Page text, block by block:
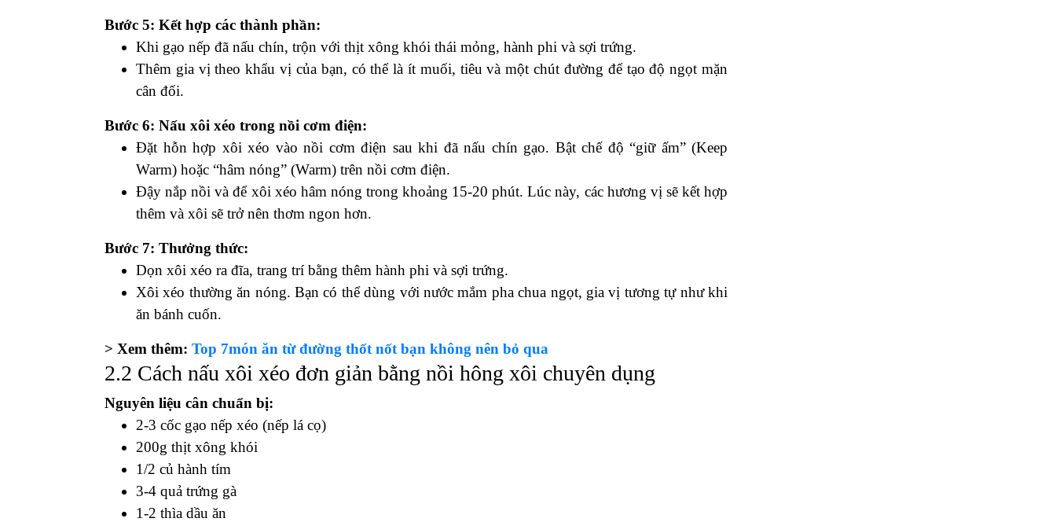
Bước 5: Kết hợp các thành phần:
Khi gạo nếp đã nấu chín, trộn với thịt xông khói thái mỏng, hành phi và sợi trứng.
Thêm gia vị theo khẩu vị của bạn, có thể là ít muối, tiêu và một chút đường để tạo độ ngọt mặn
cân đối.
Bước 6: Nấu xôi xéo trong nồi cơm điện:
Đặt hỗn hợp xôi xéo vào nồi cơm điện sau khi đã nấu chín gạo. Bật chế độ “giữ ấm” (Keep
Warm) hoặc “hâm nóng” (Warm) trên nồi cơm điện.
Đậy nắp nồi và để xôi xéo hâm nóng trong khoảng 15-20 phút. Lúc này, các hương vị sẽ kết hợp
thêm và xôi sẽ trở nên thơm ngon hơn.
Bước 7: Thưởng thức:
Dọn xôi xéo ra đĩa, trang trí bằng thêm hành phi và sợi trứng.
Xôi xéo thường ăn nóng. Bạn có thể dùng với nước mắm pha chua ngọt, gia vị tương tự như khi
ăn bánh cuốn.
> Xem thêm: Top 7món ăn từ đường thốt nốt bạn không nên bỏ qua
2.2 Cách nấu xôi xéo đơn giản bằng nồi hông xôi chuyên dụng
Nguyên liệu cân chuẩn bị:
2-3 cốc gạo nếp xéo (nếp lá cọ)
200g thịt xông khói
1/2 củ hành tím
3-4 quả trứng gà
1-2 thìa dầu ăn